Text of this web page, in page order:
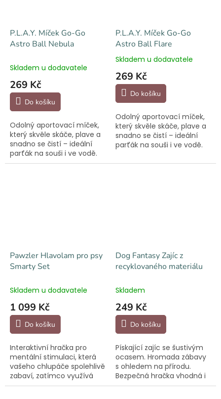
P.L.A.Y. Míček Go-Go
Astro Ball Nebula
Skladem u dodavatele
269 Kč
Do košíku
Odolný aportovací míček,
který skvěle skáče, plave a
snadno se čistí – ideální
parťák na souši i ve vodě.
Bezpečný a šetrný k
P.L.A.Y. Míček Go-Go
Astro Ball Flare
Průměrné
hodnocení
produktu
je
5,0
5
hvězdiček.
Skladem u dodavatele
269 Kč
Do košíku
Odolný aportovací míček,
který skvěle skáče, plave a
snadno se čistí – ideální
parťák na souši i ve vodě.
zubům.
Pawzler Hlavolam pro psy
Smarty Set
Skladem u dodavatele
1 099 Kč
Do košíku
Interaktivní hračka pro
mentální stimulaci, která
vašeho chlupáče spolehlivě
zabaví, zatímco využívá
své přirozené lovecké
Dog Fantasy Zajíc z
recyklovaného materiálu
Skladem
249 Kč
Do košíku
Pískající zajíc se šustivým
ocasem. Hromada zábavy
s ohledem na přírodu.
Bezpečná hračka vhodná i
pro ty nejmenší chlupáče.